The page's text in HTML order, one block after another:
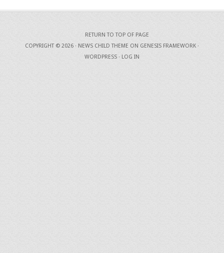
RETURN TO TOP OF PAGE
COPYRIGHT © 2026 · NEWS CHILD THEME ON GENESIS FRAMEWORK ·
WORDPRESS · LOG IN